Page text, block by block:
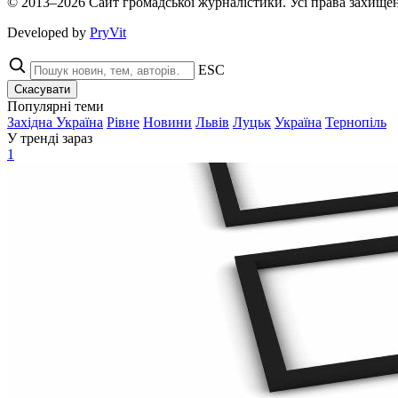
Developed by PryVit
ESC
Скасувати
Популярні теми
Західна Україна Рівне Новини Львів Луцьк Україна Тернопіль
У тренді зараз
1